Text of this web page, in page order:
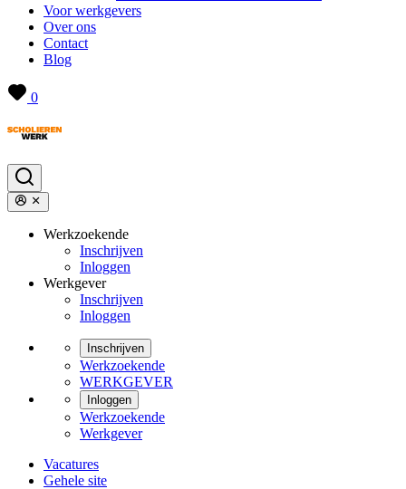
Voor werkgevers
Over ons
Contact
Blog
0
Werkzoekende
Inschrijven
Inloggen
Werkgever
Inschrijven
Inloggen
Inschrijven
Werkzoekende
WERKGEVER
Inloggen
Werkzoekende
Werkgever
Vacatures
Gehele site